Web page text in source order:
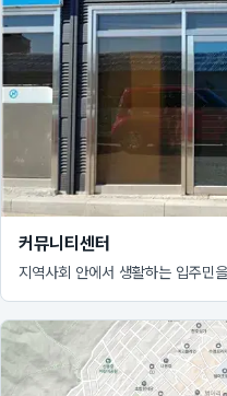
커뮤니티센터
지역사회 안에서 생활하는 입주민